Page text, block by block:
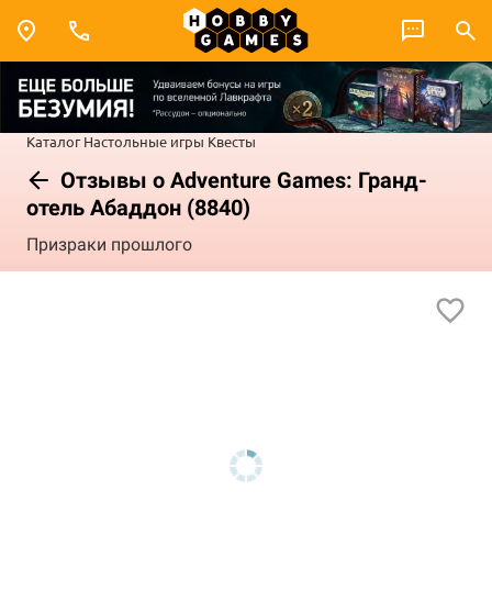
Каталог Настольные игры Квесты
Отзывы о Adventure Games: Гранд-
отель Абаддон (8840)
Призраки прошлого